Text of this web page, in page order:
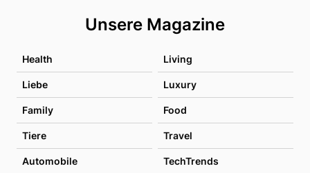
Unsere Magazine
Health Living
Liebe Luxury
Family Food
Tiere Travel
Automobile TechTrends